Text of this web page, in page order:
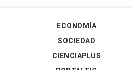
ECONOMÍA
SOCIEDAD
CIENCIAPLUS